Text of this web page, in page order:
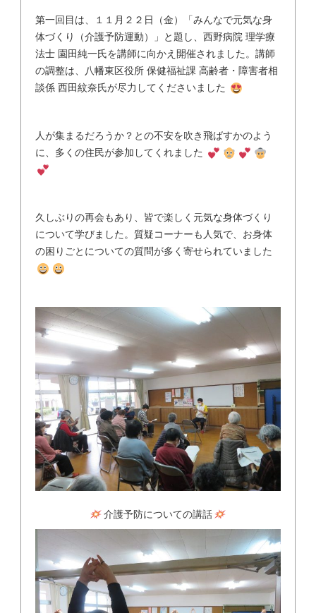
第一回目は、１１月２２日（金）「みんなで元気な身
体づくり（介護予防運動）」と題し、西野病院 理学療
法士 園田純一氏を講師に向かえ開催されました。講師
の調整は、八幡東区役所 保健福祉課 高齢者・障害者相
談係 西田紋奈氏が尽力してくださいました
人が集まるだろうか？との不安を吹き飛ばすかのよう
に、多くの住民が参加してくれました
久しぶりの再会もあり、皆で楽しく元気な身体づくり
について学びました。質疑コーナーも人気で、お身体
の困りごとについての質問が多く寄せられていました
介護予防についての講話